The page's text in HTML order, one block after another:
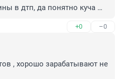
в дтп, да понятно куча
+0 –0
, хорошо зарабатывают не